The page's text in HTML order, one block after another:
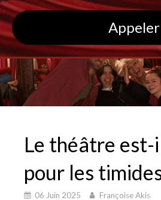
Appeler
Le théâtre
pour les
06 Juin 2025 Françoise Akis